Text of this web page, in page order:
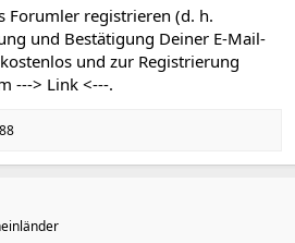
Forumler registrieren (d. h.
und Bestätigung Deiner E-Mail-
und zur Registrierung
---> Link <---.